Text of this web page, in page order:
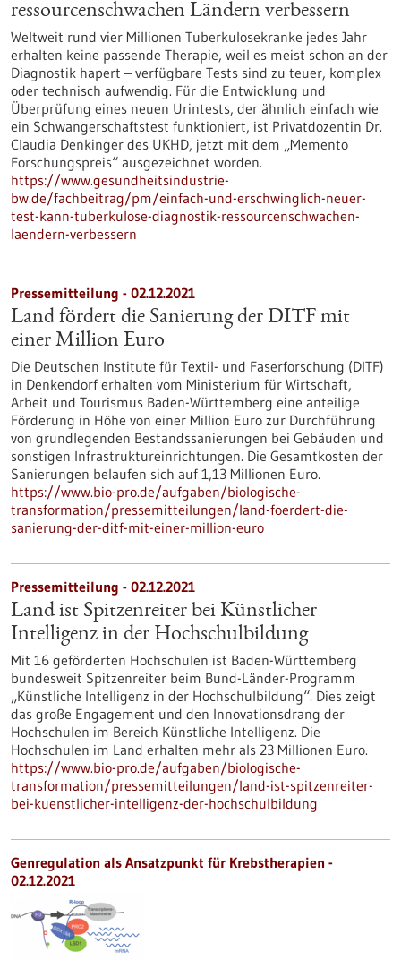
ressourcenschwachen Ländern verbessern
Weltweit rund vier Millionen Tuberkulosekranke jedes Jahr
erhalten keine passende Therapie, weil es meist schon an der
Diagnostik hapert – verfügbare Tests sind zu teuer, komplex
oder technisch aufwendig. Für die Entwicklung und
Überprüfung eines neuen Urintests, der ähnlich einfach wie
ein Schwangerschaftstest funktioniert, ist Privatdozentin Dr.
Claudia Denkinger des UKHD, jetzt mit dem „Memento
Forschungspreis“ ausgezeichnet worden.
https://www.gesundheitsindustrie-
bw.de/fachbeitrag/pm/einfach-und-erschwinglich-neuer-
test-kann-tuberkulose-diagnostik-ressourcenschwachen-
laendern-verbessern
Pressemitteilung - 02.12.2021
Land fördert die Sanierung der DITF mit
einer Million Euro
Die Deutschen Institute für Textil- und Faserforschung (DITF)
in Denkendorf erhalten vom Ministerium für Wirtschaft,
Arbeit und Tourismus Baden-Württemberg eine anteilige
Förderung in Höhe von einer Million Euro zur Durchführung
von grundlegenden Bestandssanierungen bei Gebäuden und
sonstigen Infrastruktureinrichtungen. Die Gesamtkosten der
Sanierungen belaufen sich auf 1,13 Millionen Euro.
https://www.bio-pro.de/aufgaben/biologische-
transformation/pressemitteilungen/land-foerdert-die-
sanierung-der-ditf-mit-einer-million-euro
Pressemitteilung - 02.12.2021
Land ist Spitzenreiter bei Künstlicher
Intelligenz in der Hochschulbildung
Mit 16 geförderten Hochschulen ist Baden-Württemberg
bundesweit Spitzenreiter beim Bund-Länder-Programm
„Künstliche Intelligenz in der Hochschulbildung“. Dies zeigt
das große Engagement und den Innovationsdrang der
Hochschulen im Bereich Künstliche Intelligenz. Die
Hochschulen im Land erhalten mehr als 23 Millionen Euro.
https://www.bio-pro.de/aufgaben/biologische-
transformation/pressemitteilungen/land-ist-spitzenreiter-
bei-kuenstlicher-intelligenz-der-hochschulbildung
Genregulation als Ansatzpunkt für Krebstherapien -
02.12.2021